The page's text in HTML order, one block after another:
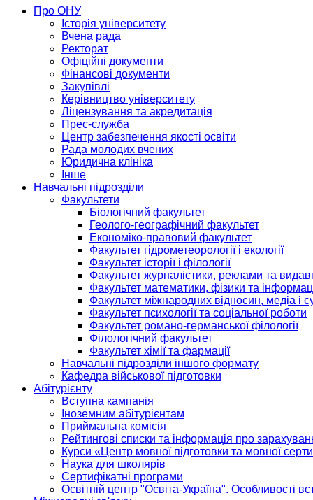
Про ОНУ
Історія університету
Вчена рада
Ректорат
Офіційні документи
Фінансові документи
Закупівлі
Керівництво університету
Ліцензування та акредитація
Прес-служба
Центр забезпечення якості освіти
Рада молодих вчених
Юридична клініка
Інше
Навчальні підрозділи
Факультети
Біологічний факультет
Геолого-географічний факультет
Економіко-правовий факультет
Факультет гідрометеорології і екології
Факультет історії і філології
Факультет журналістики, реклами та
Факультет математики, фізики та
Факультет міжнародних відносин, медіа і
Факультет психології та соціальної роботи
Факультет романо-германської філології
Філологічний факультет
Факультет хімії та фармації
Навчальні підрозділи іншого формату
Кафедра військової підготовки
Абітурієнту
Вступна кампанія
Іноземним абітурієнтам
Приймальна комісія
Рейтингові списки та інформація про
Курси «Центр мовної підготовки та мовної
Наука для школярів
Сертифікатні програми
Освітній центр "Освіта-Україна". Особливості